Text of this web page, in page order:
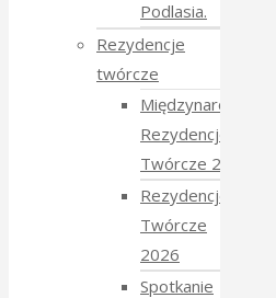
Podlasia.
Rezydencje
twórcze
Międzynarodowe
Rezydencje
Twórcze 2026
Rezydencje
Twórcze
2026
Spotkanie